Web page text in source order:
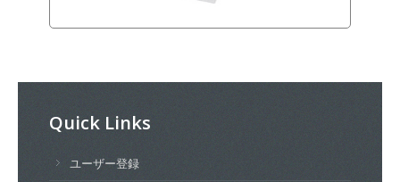
Quick Links
ユーザー登録